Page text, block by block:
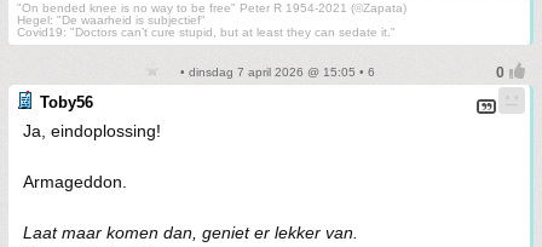
"On bended knee is no way to be free" Peter R 1954-2021 (©Zapata)
Hegel: "De waarheid is subjectief"
Covid19: "Doctors can’t cure stupid, but at least they can sedate it."
• dinsdag 7 april 2026 @ 15:05 • 6
Toby56
Ja, eindoplossing!
Armageddon.
Laat maar komen dan, geniet er lekker van.